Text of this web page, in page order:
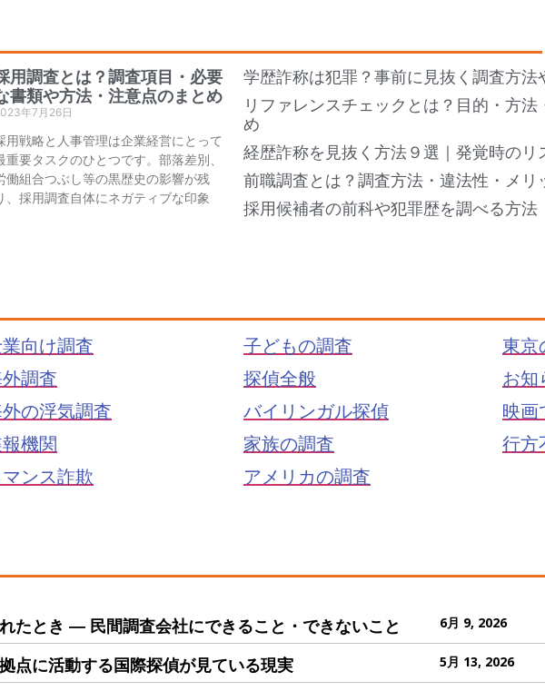
用調査とは？調査項目・必要
書類や方法・注意点のまとめ
年7月26日
用戦略と人事管理は企業経営にとって
重要タスクのひとつです。部落差別、
働組合つぶし等の黒歴史の影響が残
、採用調査自体にネガティブな印象
学歴詐称は犯罪？事前に見抜く調査方法
リファレンスチェックとは？目的・方法
め
経歴詐称を見抜く方法９選｜発覚時のリ
前職調査とは？調査方法・違法性・メリ
採用候補者の前科や犯罪歴を調べる方法
向け調査
調査
の浮気調査
機関
マンス詐欺
子どもの調査
探偵全般
バイリンガル探偵
家族の調査
アメリカの調査
東京
お知
映画
行方
たとき ― 民間調査会社にできること・できないこと 6月 9, 2026
に活動する国際探偵が見ている現実 5月 13, 2026